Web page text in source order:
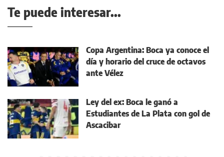
Te puede interesar...
Copa Argentina: Boca ya conoce el
día y horario del cruce de octavos
ante Vélez
Ley del ex: Boca le ganó a
Estudiantes de La Plata con gol de
Ascacibar